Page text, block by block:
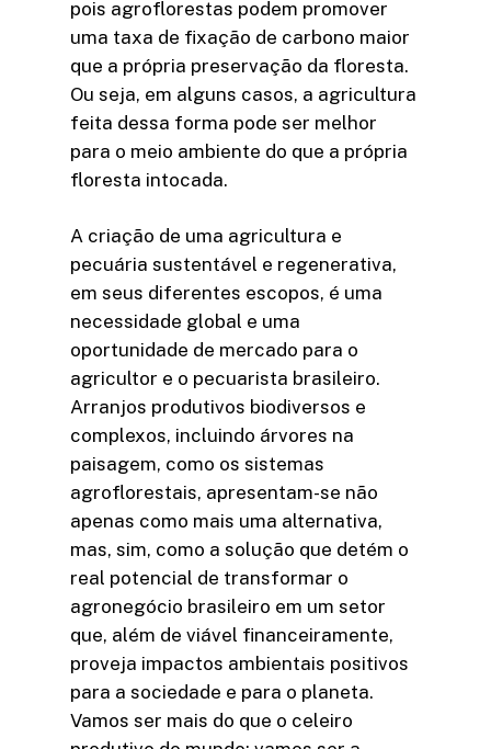
pois agroflorestas podem promover
uma taxa de fixação de carbono maior
que a própria preservação da floresta.
Ou seja, em alguns casos, a agricultura
feita dessa forma pode ser melhor
para o meio ambiente do que a própria
floresta intocada.
A criação de uma agricultura e
pecuária sustentável e regenerativa,
em seus diferentes escopos, é uma
necessidade global e uma
oportunidade de mercado para o
agricultor e o pecuarista brasileiro.
Arranjos produtivos biodiversos e
complexos, incluindo árvores na
paisagem, como os sistemas
agroflorestais, apresentam-se não
apenas como mais uma alternativa,
mas, sim, como a solução que detém o
real potencial de transformar o
agronegócio brasileiro em um setor
que, além de viável financeiramente,
proveja impactos ambientais positivos
para a sociedade e para o planeta.
Vamos ser mais do que o celeiro